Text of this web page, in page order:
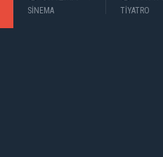
SİNEMA TİYATRO